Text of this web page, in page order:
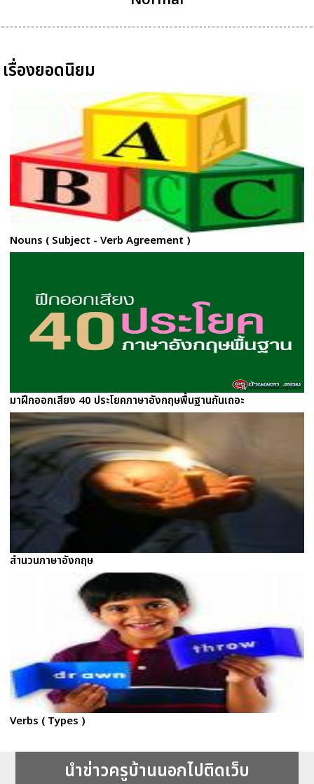
เรื่องยอดนิยม
Nouns ( Subject - Verb Agreement )
มาฝึกออกเสียง 40 ประโยคภาษาอังกฤษพื้นฐานกันเถอะ
สำนวนภาษาอังกฤษ
Verbs ( Types )
นำข่าวครูบ้านนอกไปติดเว็บ